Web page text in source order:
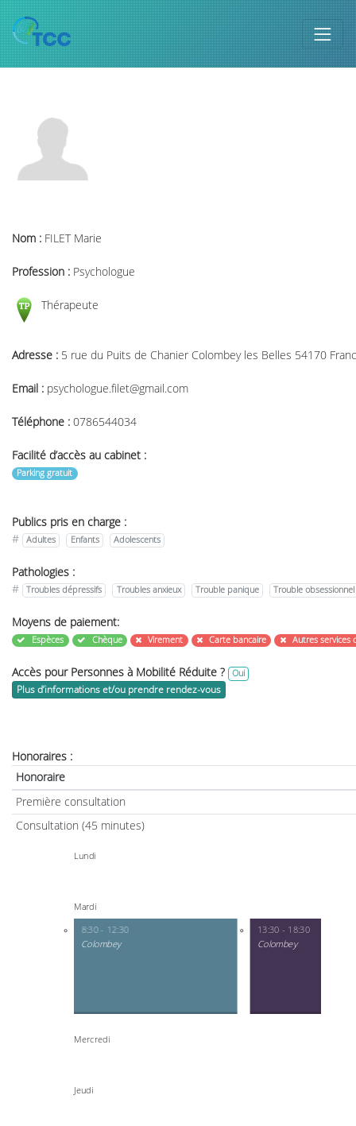
Nom : FILET Marie
Profession : Psychologue
Thérapeute
Adresse : 5 rue du Puits de Chanier Colombey les Belles 54170
Email : psychologue.filet@gmail.com
Téléphone : 0786544034
Facilité d’accès au cabinet :
Parking gratuit
Publics pris en charge :
#
Adultes Enfants Adolescents
Pathologies :
#
Troubles dépressifs Troubles anxieux Trouble panique Trouble
Moyens de paiement:
Espèces Chèque Virement Carte bancaire Autres services
Accès pour Personnes à Mobilité Réduite ? Oui
Plus d’informations et/ou prendre rendez-vous
Honoraires :
Honoraire
Première consultation
Consultation (45 minutes)
Lundi
Mardi
8:30 - 12:30
Colombey
13:30 - 18:30
Colombey
Mercredi
Jeudi